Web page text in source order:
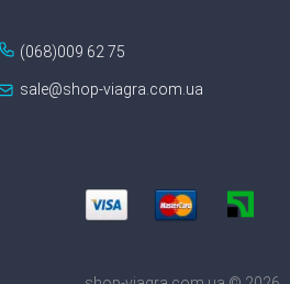
(068)009 62 75
sale@shop-viagra.com.ua